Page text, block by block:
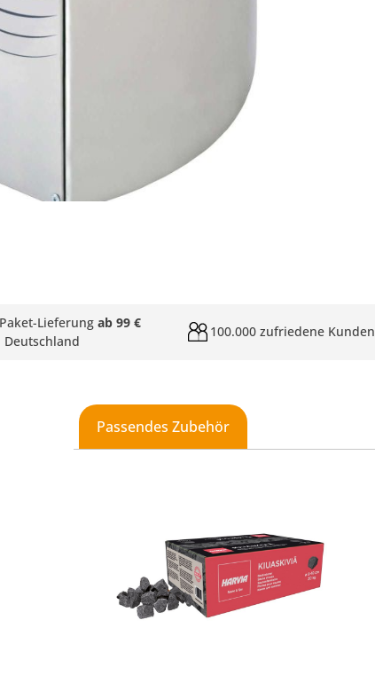
Lieferung ab 99 €
Deutschland
100.000 zufriedene Kunden
Passendes Zubehör